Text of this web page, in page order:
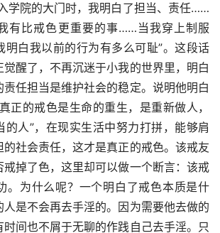
学院的大门时，我明白了担当、责任……
有比戒色更重要的事……当我穿上制服
明白我以前的行为有多么可耻”。这段话
醒了，不再沉迷于小我的世界里，明白
任担当是维护社会的稳定。说明他明白
正的戒色是生命的重生，是重新做人，
的人”，在现实生活中努力打拼，能够肩
社会责任，这才是真正的戒色。该戒友
戒掉了色，这里却可以做一个断言：该戒
。为什么呢？一个明白了戒色本质是什
是不会再去手淫的。因为需要他去做的
间也不屑于无聊的作践自己去手淫。只